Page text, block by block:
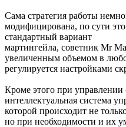
Сама стратегия работы
модифицирована, по сути
стандартный вариант
мартингейла, советник Mr
увеличенным объемом в
регулируется настройками
Кроме этого при управлении
интеллектуальная система
которой происходит не
но при необходимости и их